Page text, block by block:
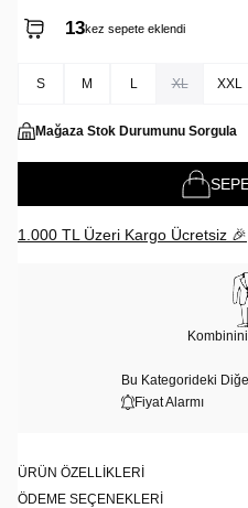
13kez sepete eklendi
S M L XL XXL
Mağaza Stok Durumunu Sorgula
1.000 TL Üzeri Kargo Ücretsiz 🎉
Bu Kategorideki
Fiyat Alarmı
ÜRÜN ÖZELLIKLERI
ÖDEME SEÇENEKLERI